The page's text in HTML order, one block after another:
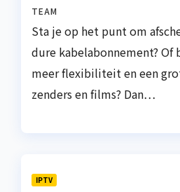
TEAM
Sta je op het punt om
dure kabelabonnement? Of
meer flexibiliteit en een
zenders en films? Dan…
IPTV